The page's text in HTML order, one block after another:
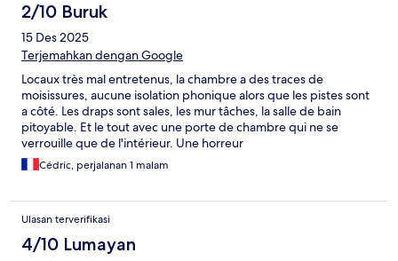
2/10 Buruk
15 Des 2025
Terjemahkan dengan Google
Locaux très mal entretenus, la chambre a des traces de
moisissures, aucune isolation phonique alors que les pistes sont
a côté. Les draps sont sales, les mur tâches, la salle de bain
pitoyable. Et le tout avec une porte de chambre qui ne se
verrouille que de l'intérieur. Une horreur
Cédric, perjalanan 1 malam
Ulasan terverifikasi
4/10 Lumayan